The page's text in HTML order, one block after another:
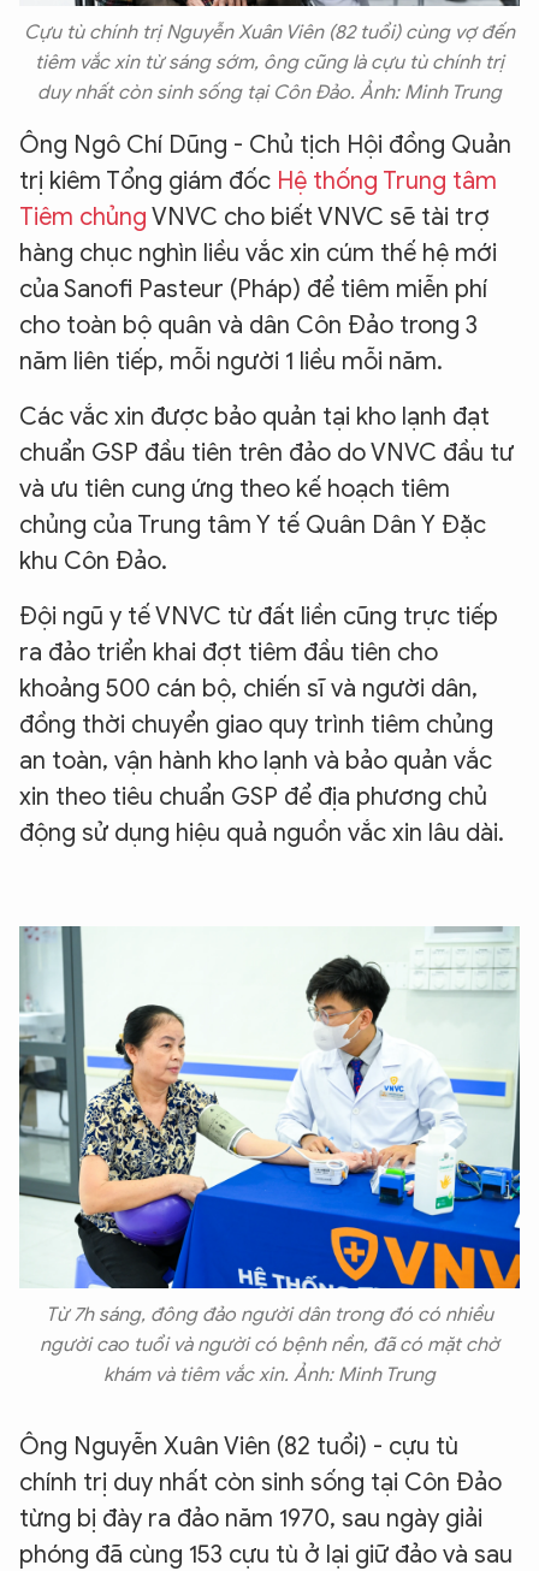
Cựu tù chính trị Nguyễn Xuân Viên (82 tuổi) cùng vợ đến
tiêm vắc xin từ sáng sớm, ông cũng là cựu tù chính trị
duy nhất còn sinh sống tại Côn Đảo. Ảnh: Minh Trung
​Ông Ngô Chí Dũng - Chủ tịch Hội đồng Quản
trị kiêm Tổng giám đốc Hệ thống Trung tâm
Tiêm chủng VNVC cho biết VNVC sẽ tài trợ
hàng chục nghìn liều vắc xin cúm thế hệ mới
của Sanofi Pasteur (Pháp) để tiêm miễn phí
cho toàn bộ quân và dân Côn Đảo trong 3
năm liên tiếp, mỗi người 1 liều mỗi năm.
Các vắc xin được bảo quản tại kho lạnh đạt
chuẩn GSP đầu tiên trên đảo do VNVC đầu tư
và ưu tiên cung ứng theo kế hoạch tiêm
chủng của Trung tâm Y tế Quân Dân Y Đặc
khu Côn Đảo.
Đội ngũ y tế VNVC từ đất liền cũng trực tiếp
ra đảo triển khai đợt tiêm đầu tiên cho
khoảng 500 cán bộ, chiến sĩ và người dân,
đồng thời chuyển giao quy trình tiêm chủng
an toàn, vận hành kho lạnh và bảo quản vắc
xin theo tiêu chuẩn GSP để địa phương chủ
động sử dụng hiệu quả nguồn vắc xin lâu dài.
Từ 7h sáng, đông đảo người dân trong đó có nhiều
người cao tuổi và người có bệnh nền, đã có mặt chờ
khám và tiêm vắc xin. Ảnh: Minh Trung
​Ông Nguyễn Xuân Viên (82 tuổi) - cựu tù
chính trị duy nhất còn sinh sống tại Côn Đảo
từng bị đày ra đảo năm 1970, sau ngày giải
phóng đã cùng 153 cựu tù ở lại giữ đảo và sau
XIN CHÀO,
TÔI LÀ CHATBOT CỦA
Hãy hỏi tôi bất kỳ điều gì bạn cần biết về
An Ninh Thủ Đô nhé. Tôi sẵn sàng hỗ trợ!